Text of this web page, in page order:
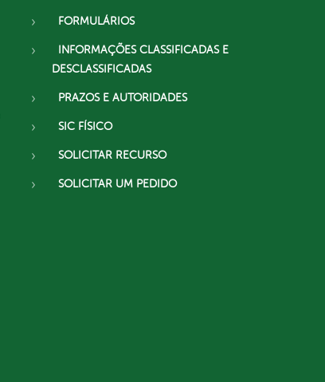
FORMULÁRIOS
INFORMAÇÕES CLASSIFICADAS E
DESCLASSIFICADAS
PRAZOS E AUTORIDADES
SIC FÍSICO
SOLICITAR RECURSO
SOLICITAR UM PEDIDO